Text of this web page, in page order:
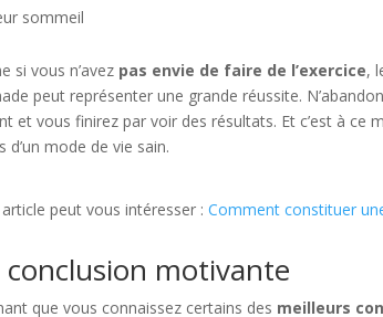
sommeil
si vous n’avez pas envie de faire de l’exercice,
peut représenter une grande réussite.
et vous finirez par voir des résultats. Et c’est à
d’un mode de vie sain.
article peut vous intéresser :Comment constituer
conclusion motivante
que vous connaissez certains des meilleurs